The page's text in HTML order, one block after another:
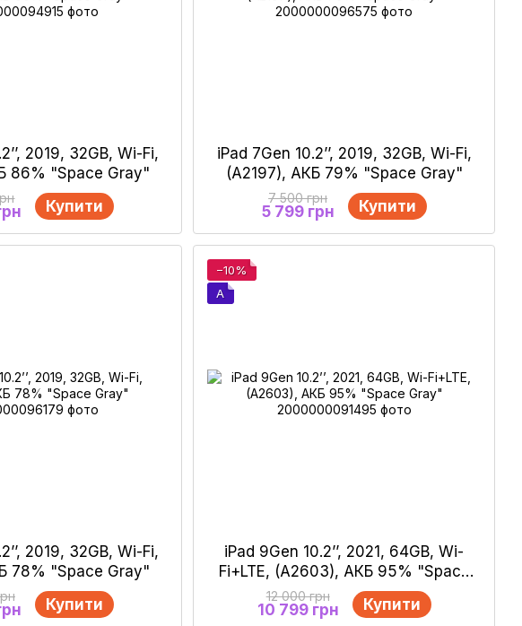
2019, 32GB, Wi-Fi,
86% "Space Gray"
Купити
iPad 7Gen 10.2’’, 2019, 32GB, Wi-Fi,
(А2197), АКБ 79% "Space Gray"
7 500 грн
5 799 грн Купити
2019, 32GB, Wi-Fi,
78% "Space Gray"
Купити
−10%
A
iPad 9Gen 10.2’’, 2021, 64GB, Wi-
Fi+LTE, (A2603), АКБ 95% "Space
Gray"
12 000 грн
10 799 грн Купити